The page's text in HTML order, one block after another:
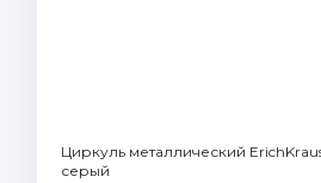
Циркуль металлический
серый